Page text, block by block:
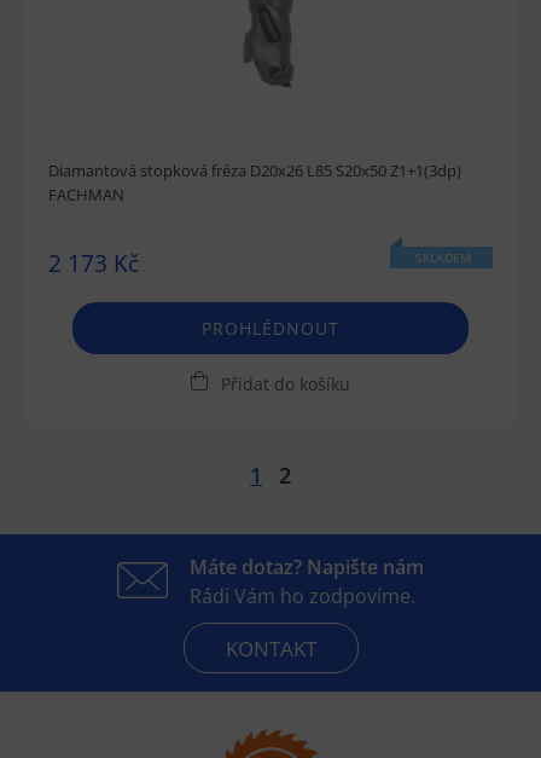
Diamantová stopková fréza D20x26 L85 S20x50 Z1+1(3dp)
FACHMAN
2 173 Kč SKLADEM
PROHLÉDNOUT
Přidat do košíku
1 2
Máte dotaz? Napište nám
Rádi Vám ho zodpovíme.
KONTAKT